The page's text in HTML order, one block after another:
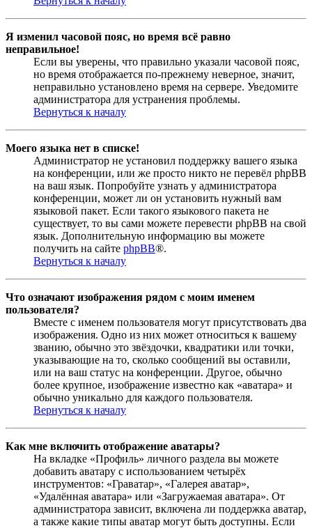
Я изменил часовой пояс, но время всё равно
неправильное!
Если вы уверены, что правильно указали часовой пояс,
но время отображается по-прежнему неверное, значит,
неправильно установлено время на сервере. Уведомите
администратора для устранения проблемы.
Вернуться к началу
Моего языка нет в списке!
Администратор не установил поддержку вашего языка
на конференции, или же просто никто не перевёл phpBB
на ваш язык. Попробуйте узнать у администратора
конференции, может ли он установить нужный вам
языковой пакет. Если такого языкового пакета не
существует, то вы сами можете перевести phpBB на свой
язык. Дополнительную информацию вы можете
получить на сайте phpBB®.
Вернуться к началу
Что означают изображения рядом с моим именем
пользователя?
Вместе с именем пользователя могут присутствовать два
изображения. Одно из них может относиться к вашему
званию, обычно это звёздочки, квадратики или точки,
указывающие на то, сколько сообщений вы оставили,
или на ваш статус на конференции. Другое, обычно
более крупное, изображение известно как «аватара» и
обычно уникально для каждого пользователя.
Вернуться к началу
Как мне включить отображение аватары?
На вкладке «Профиль» личного раздела вы можете
добавить аватару с использованием четырёх
инструментов: «Граватар», «Галерея аватар»,
«Удалённая аватара» или «Загружаемая аватара». От
администратора зависит, включена ли поддержка аватар,
а также какие типы аватар могут быть доступны. Если